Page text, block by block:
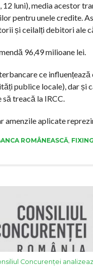
luni), media acestor
pentru unele credite.
și ceilalți debitori ale
96,49 milioane lei.
ce
publice locale), dar și
treacă la IRCC.
amenzile aplicate
ROMÂNEASCĂ, FIXING
Concurenţei